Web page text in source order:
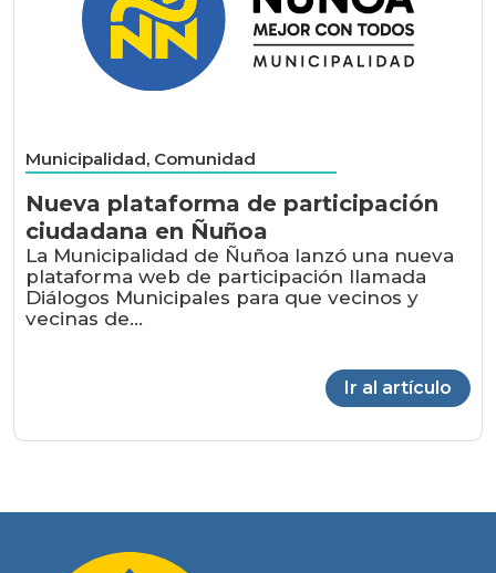
Municipalidad, Comunidad
Nueva plataforma de participación
ciudadana en Ñuñoa
La Municipalidad de Ñuñoa lanzó una nueva
plataforma web de participación llamada
Diálogos Municipales para que vecinos y
vecinas de...
Ir al artículo